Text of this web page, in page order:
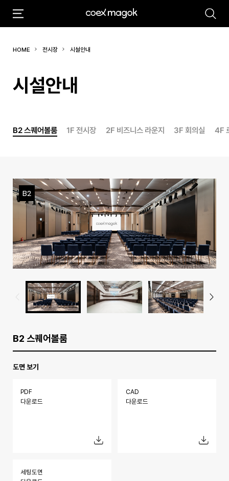
#마곡 #Coex Magok
HOME 전시장 시설안내
시설안내
B2 스퀘어볼룸 1F 전시장 2F 비즈니스 라운지 3F 회의실 4F
B2
B2 스퀘어볼룸
도면 보기
PDF
다운로드
CAD
다운로드
세팅도면